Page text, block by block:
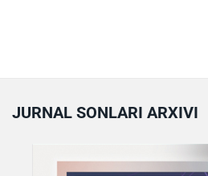
JURNAL SONLARI ARXIVI